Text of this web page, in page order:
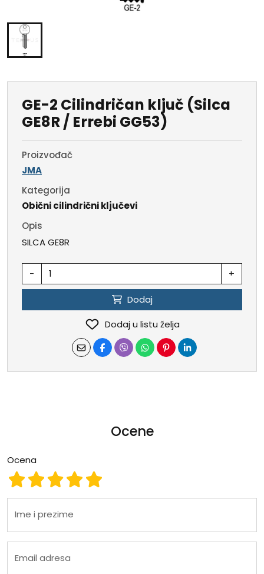
GE-2 Cilindričan ključ (Silca
GE8R / Errebi GG53)
Proizvođač
JMA
Kategorija
Obični cilindrični ključevi
Opis
SILCA GE8R
- +
Dodaj
Dodaj u listu želja
Ocene
Ocena
Ocena 5
Ocena 4
Ocena 3
Ocena 2
Ocena 1
Ime i prezime
Email adresa